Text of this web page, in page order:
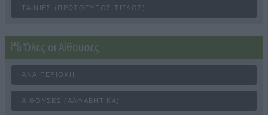
ΤΑΙΝΊΕΣ (ΠΡΩΤΌΤΥΠΟΣ ΤΊΤΛΟΣ)
Όλες οι Αίθουσες
ΑΝΆ ΠΕΡΙΟΧΉ
ΑΊΘΟΥΣΕΣ (ΑΛΦΑΒΗΤΙΚΆ)